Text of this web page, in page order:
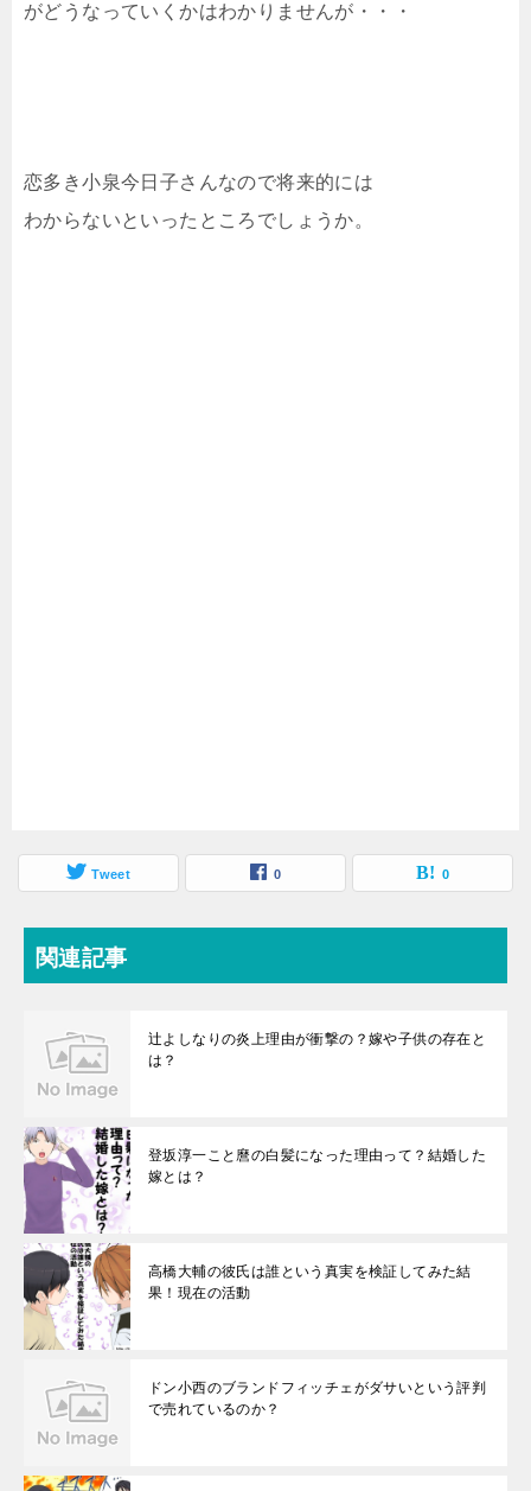
がどうなっていくかはわかりませんが・・・
恋多き小泉今日子さんなので将来的には
わからないといったところでしょうか。
Tweet 0 0
関連記事
辻よしなりの炎上理由が衝撃の？嫁や子供の存在と
は？
登坂淳一こと麿の白髪になった理由って？結婚した
嫁とは？
高橋大輔の彼氏は誰という真実を検証してみた結
果！現在の活動
ドン小西のブランドフィッチェがダサいという評判
で売れているのか？